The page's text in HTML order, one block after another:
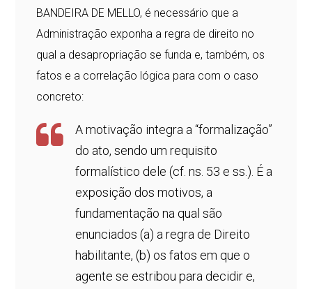
BANDEIRA DE MELLO, é necessário que a
Administração exponha a regra de direito no
qual a desapropriação se funda e, também, os
fatos e a correlação lógica para com o caso
concreto:
A motivação integra a “formalização”
do ato, sendo um requisito
formalístico dele (cf. ns. 53 e ss.). É a
exposição dos motivos, a
fundamentação na qual são
enunciados (a) a regra de Direito
habilitante, (b) os fatos em que o
agente se estribou para decidir e,